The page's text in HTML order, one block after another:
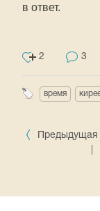
в ответ.
2 3
время
Предыдущая